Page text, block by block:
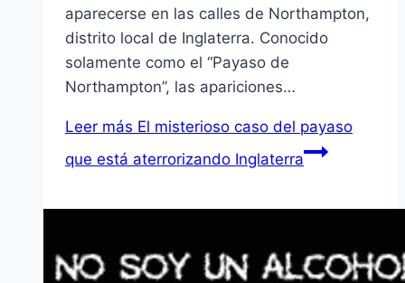
aparecerse en las calles de Northampton,
distrito local de Inglaterra. Conocido
solamente como el “Payaso de
Northampton”, las apariciones…
Leer más El misterioso caso del payaso
que está aterrorizando Inglaterra